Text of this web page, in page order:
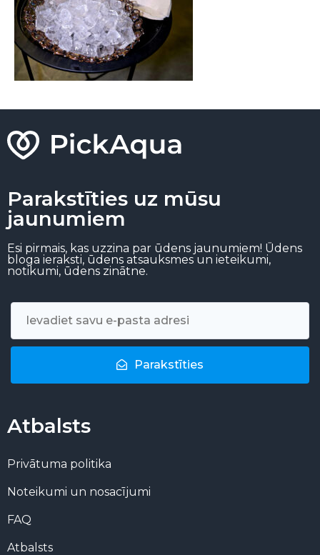
Parakstīties uz mūsu
jaunumiem
Esi pirmais, kas uzzina par ūdens jaunumiem! Ūdens
bloga ieraksti, ūdens atsauksmes un ieteikumi,
notikumi, ūdens zinātne.
Parakstīties
Atbalsts
Privātuma politika
Noteikumi un nosacījumi
FAQ
Atbalsts